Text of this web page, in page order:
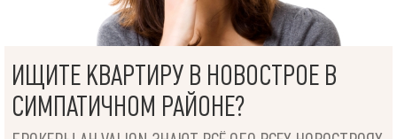
ИЩИТЕ КВАРТИРУ В НОВОСТРОЕ В
СИМПАТИЧНОМ РАЙОНЕ?
НАПИСАТЬ
РУКОВОДИТЕЛЮ